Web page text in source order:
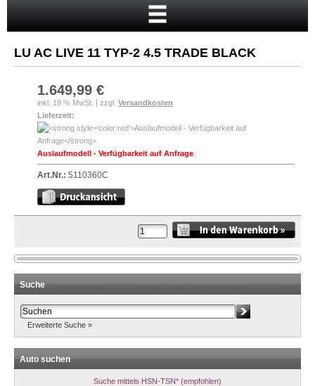
Neukunde?
Kasse
Anmelden
LU AC LIVE 11 TYP-2 4.5 TRADE BLACK
1.649,99 €
inkl. 19 % MwSt. | zzgl. Versandkosten
Lieferzeit:
Auslaufmodell - Verfügbarkeit auf Anfrage
Art.Nr.: 5110360C
Suche
Erweiterte Suche »
Auto suchen
Suche mittels HSN-TSN* (empfohlen)